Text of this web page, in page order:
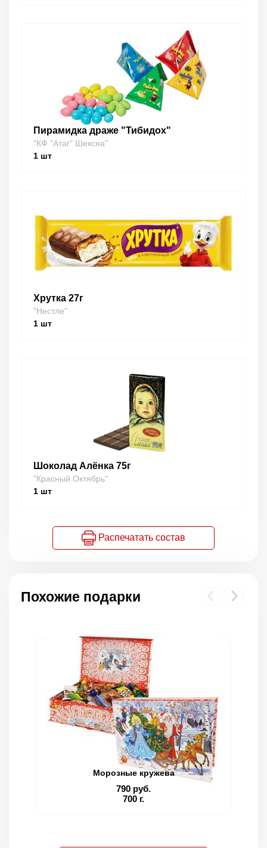
Пирамидка драже "Тибидох"
"КФ "Атаг" Шексна"
1 шт
Хрутка 27г
"Нестле"
1 шт
Шоколад Алёнка 75г
"Красный Октябрь"
1 шт
Распечатать состав
Похожие подарки
Морозные кружева
790 руб.
700 г.